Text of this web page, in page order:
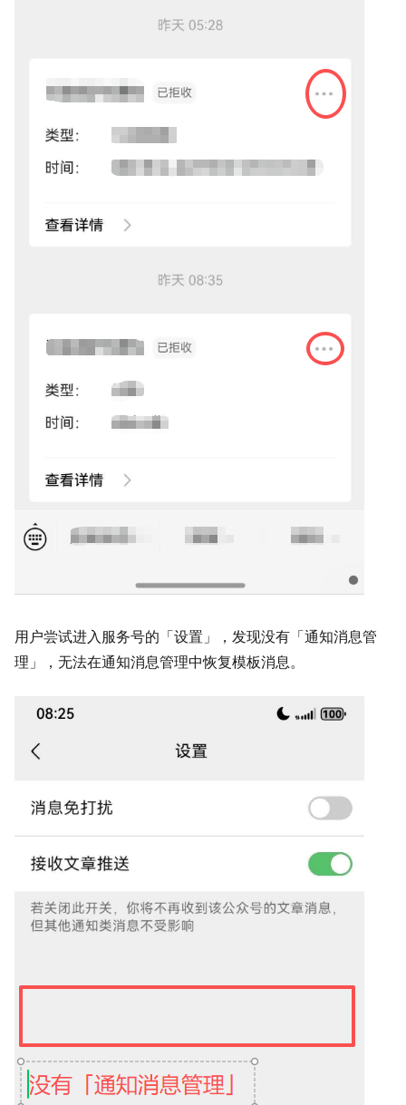
用户尝试进入服务号的「设置」，发现没有「通知消息管
理」，无法在通知消息管理中恢复模板消息。